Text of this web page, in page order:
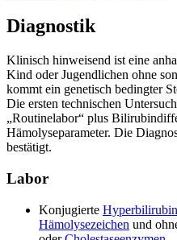
Diagnostik
Klinisch hinweisend ist eine
Kind oder Jugendlichen ohne
kommt ein genetisch bedingter
Die ersten technischen
„Routinelabor“ plus
Hämolyseparameter. Die
bestätigt.
Labor
Konjugierte
Hämolysezeichen und